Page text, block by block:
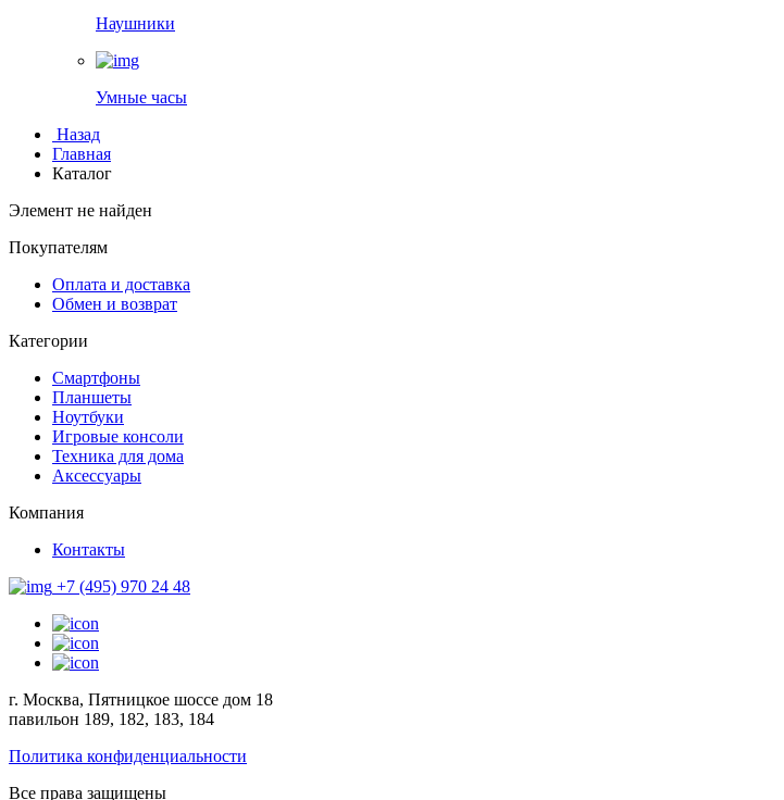
Наушники
Умные часы
Назад
Главная
Каталог
Элемент не найден
Покупателям
Оплата и доставка
Обмен и возврат
Категории
Смартфоны
Планшеты
Ноутбуки
Игровые консоли
Техника для дома
Аксессуары
Компания
Контакты
+7 (495) 970 24 48
г. Москва, Пятницкое шоссе дом 18
павильон 189, 182, 183, 184
Политика конфиденциальности
Все права защищены